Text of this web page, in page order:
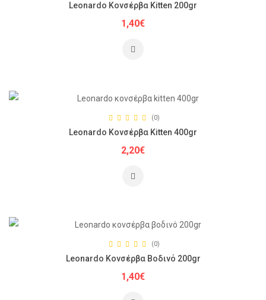
Leonardo Κονσέρβα Kitten 200gr
1,40€
(0)
Leonardo Κονσέρβα Kitten 400gr
2,20€
(0)
Leonardo Κονσέρβα Βοδινό 200gr
1,40€